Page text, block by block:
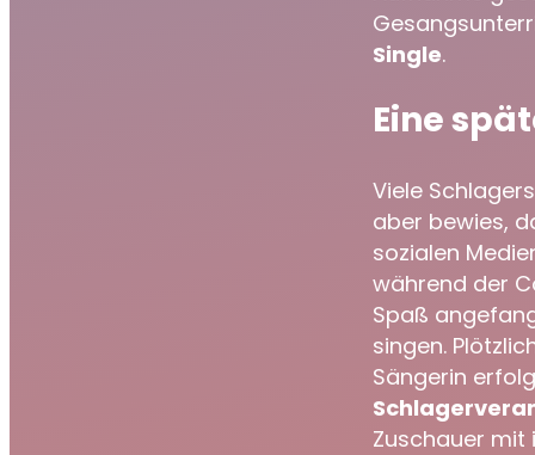
Single.
Eine
Viele
aber bewies,
sozialen
während der
Spaß
singen.
Sängerin
Zuschauer mit